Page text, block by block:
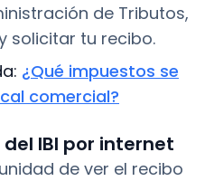
de Tributos,
solicitar tu recibo.
¿Qué impuestos se
comercial?
IBI por internet
de ver el recibo